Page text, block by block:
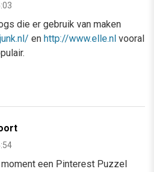
die er gebruik van maken
en http://www.elle.nl vooral
een Pinterest Puzzel